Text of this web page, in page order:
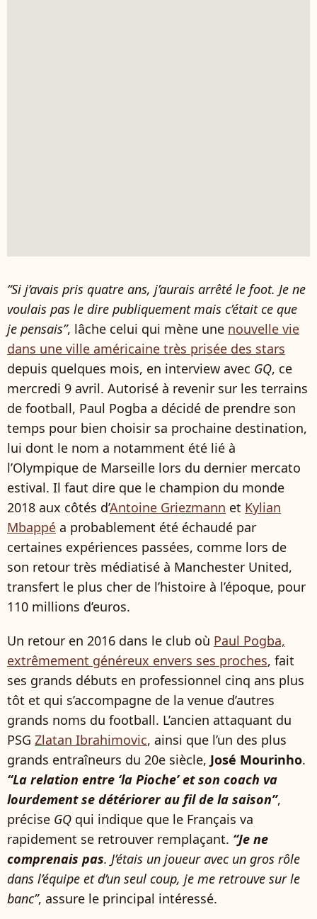
“Si j’avais pris quatre ans, j’aurais arrêté le foot. Je ne
voulais pas le dire publiquement mais c’était ce que
je pensais”, lâche celui qui mène une nouvelle vie
dans une ville américaine très prisée des stars
depuis quelques mois, en interview avec GQ, ce
mercredi 9 avril. Autorisé à revenir sur les terrains
de football, Paul Pogba a décidé de prendre son
temps pour bien choisir sa prochaine destination,
lui dont le nom a notamment été lié à
l’Olympique de Marseille lors du dernier mercato
estival. Il faut dire que le champion du monde
2018 aux côtés d’Antoine Griezmann et Kylian
Mbappé a probablement été échaudé par
certaines expériences passées, comme lors de
son retour très médiatisé à Manchester United,
transfert le plus cher de l’histoire à l’époque, pour
110 millions d’euros.
Un retour en 2016 dans le club où Paul Pogba,
extrêmement généreux envers ses proches, fait
ses grands débuts en professionnel cinq ans plus
tôt et qui s’accompagne de la venue d’autres
grands noms du football. L’ancien attaquant du
PSG Zlatan Ibrahimovic, ainsi que l’un des plus
grands entraîneurs du 20e siècle, José Mourinho.
“La relation entre ‘la Pioche’ et son coach va
lourdement se détériorer au fil de la saison”,
précise GQ qui indique que le Français va
rapidement se retrouver remplaçant. “Je ne
comprenais pas. J’étais un joueur avec un gros rôle
dans l’équipe et d’un seul coup, je me retrouve sur le
banc”, assure le principal intéressé.